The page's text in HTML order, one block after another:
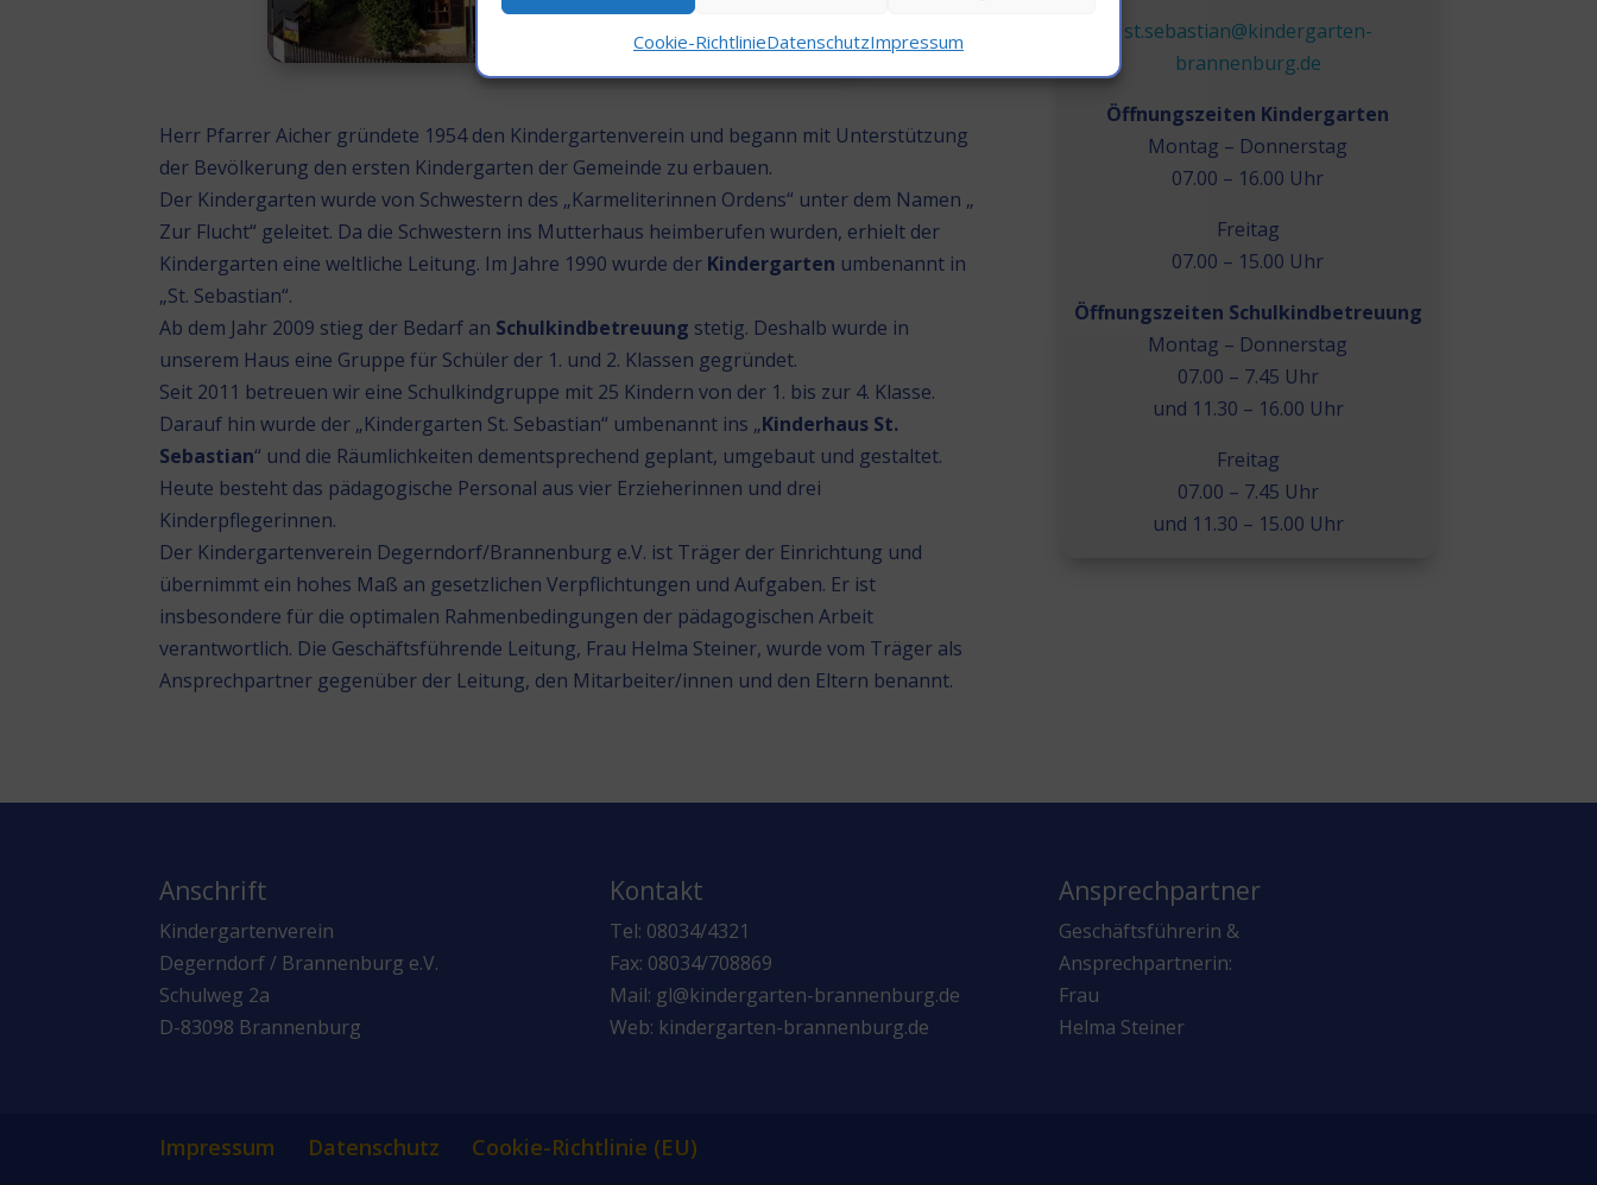
Cookie-RichtlinieDatenschutzImpressum
Herr Pfarrer Aicher gründete 1954 den Kindergartenverein und begann mit Unterstützung
der Bevölkerung den ersten Kindergarten der Gemeinde zu erbauen.
Der Kindergarten wurde von Schwestern des „Karmeliterinnen Ordens“ unter dem Namen „
Zur Flucht“ geleitet. Da die Schwestern ins Mutterhaus heimberufen wurden, erhielt der
Kindergarten eine weltliche Leitung. Im Jahre 1990 wurde der Kindergarten umbenannt in
„St. Sebastian“.
Ab dem Jahr 2009 stieg der Bedarf an Schulkindbetreuung stetig. Deshalb wurde in
unserem Haus eine Gruppe für Schüler der 1. und 2. Klassen gegründet.
Seit 2011 betreuen wir eine Schulkindgruppe mit 25 Kindern von der 1. bis zur 4. Klasse.
Darauf hin wurde der „Kindergarten St. Sebastian“ umbenannt ins „Kinderhaus St.
Sebastian“ und die Räumlichkeiten dementsprechend geplant, umgebaut und gestaltet.
Heute besteht das pädagogische Personal aus vier Erzieherinnen und drei
Kinderpflegerinnen.
Der Kindergartenverein Degerndorf/Brannenburg e.V. ist Träger der Einrichtung und
übernimmt ein hohes Maß an gesetzlichen Verpflichtungen und Aufgaben. Er ist
insbesondere für die optimalen Rahmenbedingungen der pädagogischen Arbeit
verantwortlich. Die Geschäftsführende Leitung, Frau Helma Steiner, wurde vom Träger als
Ansprechpartner gegenüber der Leitung, den Mitarbeiter/innen und den Eltern benannt.
st.sebastian@kindergarten-
brannenburg.de
Öffnungszeiten Kindergarten
Montag – Donnerstag
07.00 – 16.00 Uhr
Freitag
07.00 – 15.00 Uhr
Öffnungszeiten Schulkindbetreuung
Montag – Donnerstag
07.00 – 7.45 Uhr
und 11.30 – 16.00 Uhr
Freitag
07.00 – 7.45 Uhr
und 11.30 – 15.00 Uhr
Anschrift
Kindergartenverein
Degerndorf / Brannenburg e.V.
Schulweg 2a
D-83098 Brannenburg
Kontakt
Tel: 08034/4321
Fax: 08034/708869
Mail: gl@kindergarten-brannenburg.de
Web: kindergarten-brannenburg.de
Ansprechpartner
Geschäftsführerin &
Ansprechpartnerin:
Frau
Helma Steiner
Impressum Datenschutz Cookie-Richtlinie (EU)